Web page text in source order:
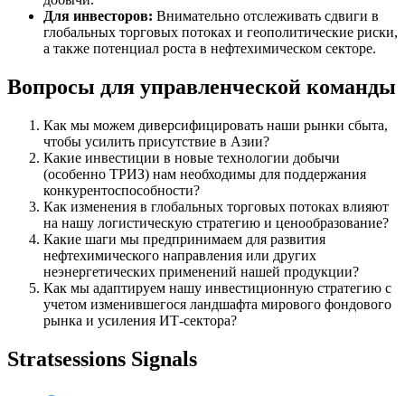
Для инвесторов: Внимательно отслеживать сдвиги в
глобальных торговых потоках и геополитические риски,
а также потенциал роста в нефтехимическом секторе.
Вопросы для управленческой команды
Как мы можем диверсифицировать наши рынки сбыта,
чтобы усилить присутствие в Азии?
Какие инвестиции в новые технологии добычи
(особенно ТРИЗ) нам необходимы для поддержания
конкурентоспособности?
Как изменения в глобальных торговых потоках влияют
на нашу логистическую стратегию и ценообразование?
Какие шаги мы предпринимаем для развития
нефтехимического направления или других
неэнергетических применений нашей продукции?
Как мы адаптируем нашу инвестиционную стратегию с
учетом изменившегося ландшафта мирового фондового
рынка и усиления ИТ-сектора?
Stratsessions Signals